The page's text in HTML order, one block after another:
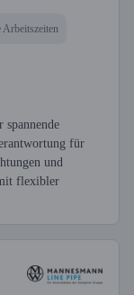
Arbeitszeiten
für
und
flexibler